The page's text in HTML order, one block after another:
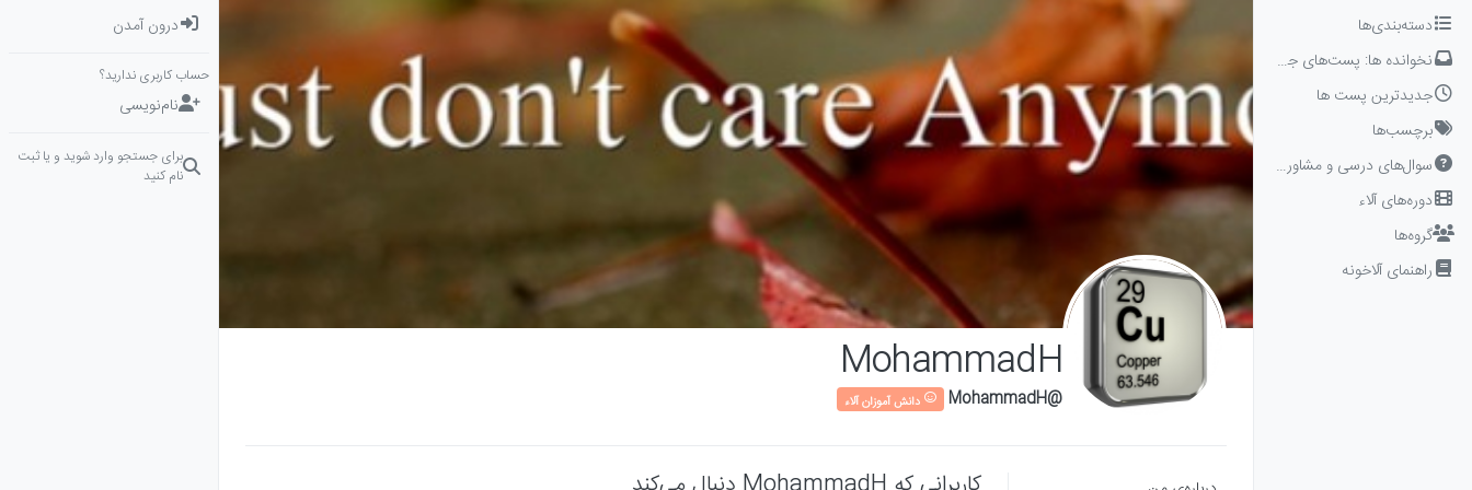
Skip to content
دسته‌بندی‌ها
نخوانده ها: پست‌های جدید برای شما
جدیدترین پست ها
برچسب‌ها
سوال‌های درسی و مشاوره‌ای
دوره‌های آلاء
گروه‌ها
راهنمای آلاخونه
MohammadH
@MohammadH دانش آموزان آلاء
درون آمدن
حساب کاربری ندارید؟
نام‌نویسی
برای جستجو وارد شوید و یا ثبت
نام کنید